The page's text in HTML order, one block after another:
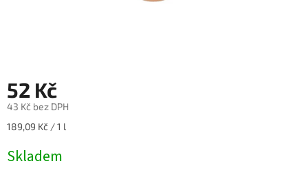
52 Kč
43 Kč bez DPH
Měrná
189,09 Kč / 1 l
Skladem